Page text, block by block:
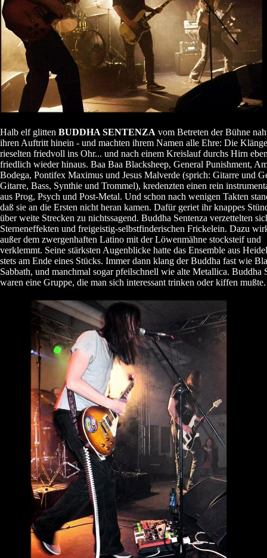
Halb elf glitten BUDDHA SENTENZA vom Betreten der Bühne
ihren Auftritt hinein - und machten ihrem Namen alle Ehre: Die Klänge
rieselten friedvoll ins Ohr... und nach einem Kreislauf durchs Hirn
friedlich wieder hinaus. Baa Baa Blacksheep, General Punishment,
Bodega, Pontifex Maximus und Jesus Malverde (sprich: Gitarre und
Gitarre, Bass, Synthie und Trommel), kredenzten einen rein
aus Prog, Psych und Post-Metal. Und schon nach wenigen Takten
daß sie an die Ersten nicht heran kamen. Dafür geriet ihr knappes
über weite Strecken zu nichtssagend. Buddha Sentenza verzettelten
Sterneneffekten und freigeistig-selbstfinderischen Frickelein. Dazu
außer dem zwergenhaften Latino mit der Löwenmähne stocksteif und
verklemmt. Seine stärksten Augenblicke hatte das Ensemble aus
stets am Ende eines Stücks. Immer dann klang der Buddha fast wie
Sabbath, und manchmal sogar pfeilschnell wie alte Metallica. Buddha
waren eine Gruppe, die man sich interessant trinken oder kiffen mußte.